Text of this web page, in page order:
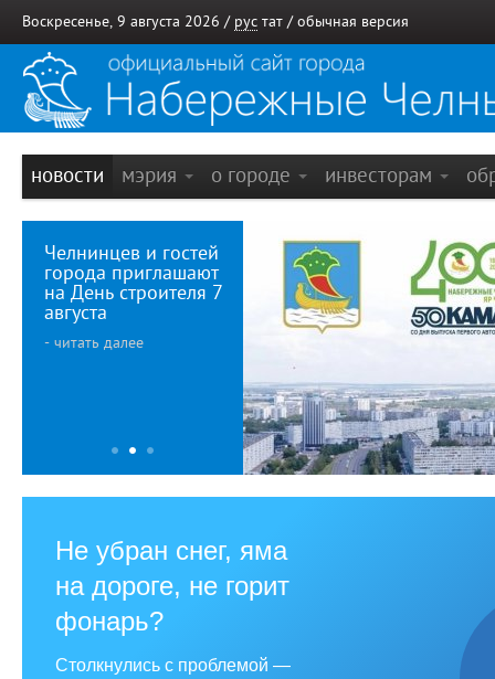
Воскресенье, 9 августа 2026 / рус тат / обычная версия
новости мэрия о городе инвесторам
Челнинцев и гостей
города приглашают
на День строителя 7
августа
- читать далее
1 2 3
Деловой
понедельник
400-
Не убран снег, яма
на дороге, не горит
фонарь?
Столкнулись с проблемой —